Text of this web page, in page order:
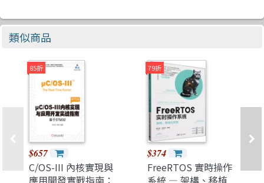
類似商品
85折
$657
C/OS-III 內核實現與
應用開發實戰指南：
79折
$374
FreeRTOS 實時操作
系統 — 架構、移植